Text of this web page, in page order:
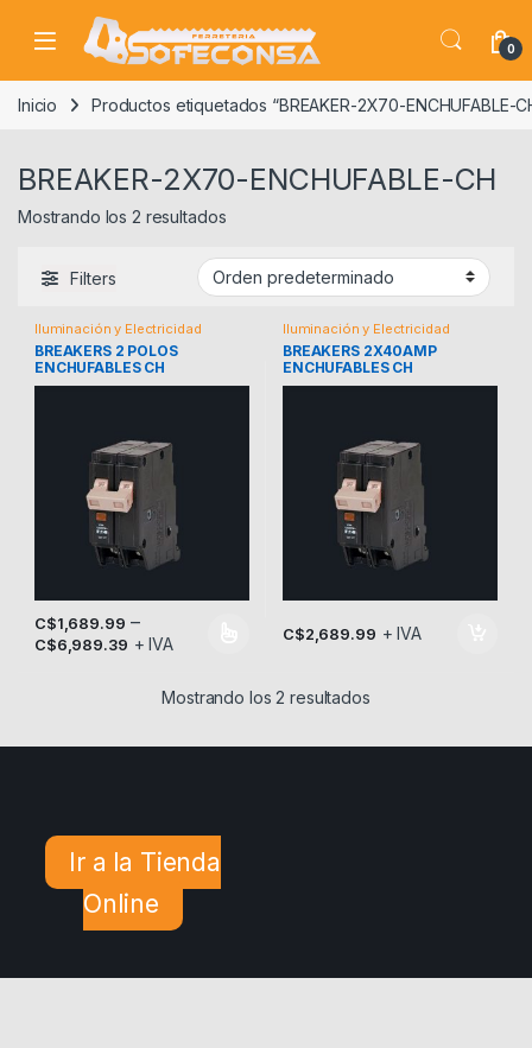
Skip to navigation
Skip to content
0
Inicio Productos etiquetados “BREAKER-2X70-ENCHUFABLE-
BREAKER-2X70-ENCHUFABLE-CH
Mostrando los 2 resultados
Filters
Iluminación y Electricidad
BREAKERS 2 POLOS
ENCHUFABLES CH
C$1,689.99 –
C$6,989.39 + IVA
Este producto tiene múltiples variantes. Las opciones se
Iluminación y Electricidad
BREAKERS 2X40AMP
ENCHUFABLES CH
C$2,689.99 + IVA
Mostrando los 2 resultados
Ir a la Tienda
Online